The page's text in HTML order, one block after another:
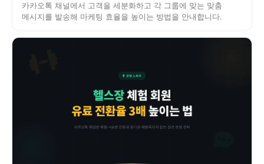
카카오톡 채널에서 고객을 세분화하고 각 그룹에 맞는 맞춤
메시지를 발송해 마케팅 효율을 높이는 방법을 안내합니다.